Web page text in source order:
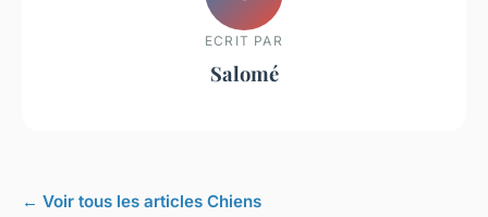
ECRIT PAR
Salomé
← Voir tous les articles Chiens